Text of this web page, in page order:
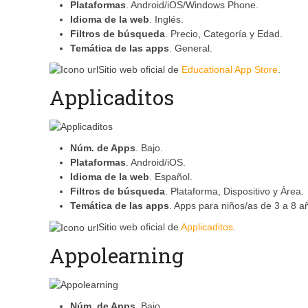
Plataformas . Android/iOS/Windows Phone.
Idioma de la web . Inglés.
Filtros de búsqueda . Precio, Categoría y Edad.
Temática de las apps . General.
Sitio web oficial de Educational App Store
Applicaditos
Núm. de Apps . Bajo.
Plataformas . Android/iOS.
Idioma de la web . Español.
Filtros de búsqueda . Plataforma, Dispositivo y Área.
Temática de las apps . Apps para niños/as de 3 a 8
Sitio web oficial de Applicaditos
Appolearning
Núm. de Apps . Bajo.